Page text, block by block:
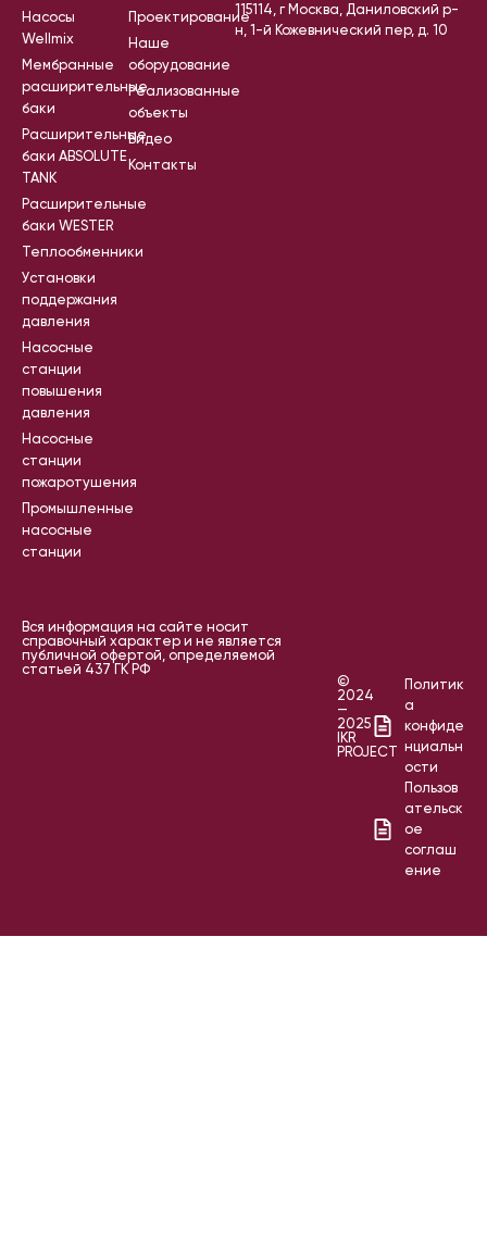
Насосы
Wellmix
Мембранные
расширительные
баки
Расширительные
баки ABSOLUTE
TANK
Расширительные
баки WESTER
Теплообменники
Установки
поддержания
давления
Насосные
станции
повышения
давления
Насосные
станции
пожаротушения
Промышленные
насосные
станции
Проектирование
Наше
оборудование
Реализованные
объекты
Видео
Контакты
115114, г Москва, Даниловский р-
н, 1-й Кожевнический пер, д. 10
Вся информация на сайте носит
справочный характер и не является
публичной офертой, определяемой
статьей 437 ГК РФ
©
2024
—
2025
IKR
PROJECT
Политик
а
конфиде
нциальн
ости
Пользов
ательск
ое
соглаш
ение